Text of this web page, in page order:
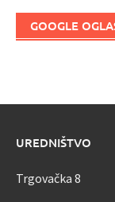
GOOGLE
UREDNIŠTVO
Trgovačka 8